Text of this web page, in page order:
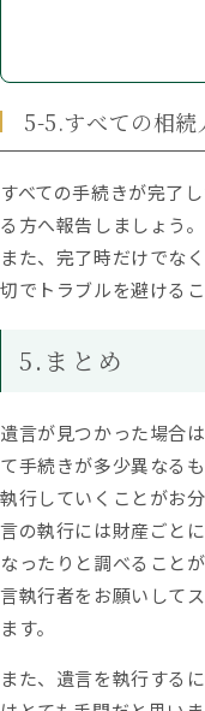
5-5.すべての相続
すべての手続きが完了
る方へ報告しましょう。
また、完了時だけでな
切でトラブルを避ける
5.まとめ
遺言が見つかった場合
て手続きが多少異なる
執行していくことがお
言の執行には財産ごと
なったりと調べること
言執行者をお願いして
ます。
また、遺言を執行する